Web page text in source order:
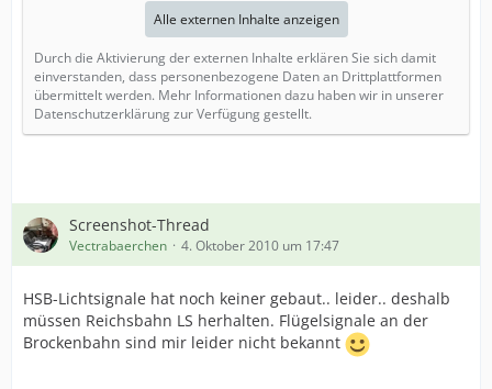
Alle externen Inhalte anzeigen
Durch die Aktivierung der externen Inhalte erklären Sie sich damit
einverstanden, dass personenbezogene Daten an Drittplattformen
übermittelt werden. Mehr Informationen dazu haben wir in unserer
Datenschutzerklärung zur Verfügung gestellt.
Screenshot-Thread
Vectrabaerchen 4. Oktober 2010 um 17:47
HSB-Lichtsignale hat noch keiner gebaut.. leider.. deshalb
müssen Reichsbahn LS herhalten. Flügelsignale an der
Brockenbahn sind mir leider nicht bekannt